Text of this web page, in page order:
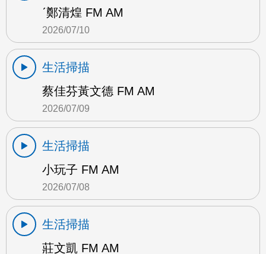
ˊ鄭清煌 FM AM
2026/07/10
生活掃描
蔡佳芬黃文德 FM AM
2026/07/09
生活掃描
小玩子 FM AM
2026/07/08
生活掃描
莊文凱 FM AM